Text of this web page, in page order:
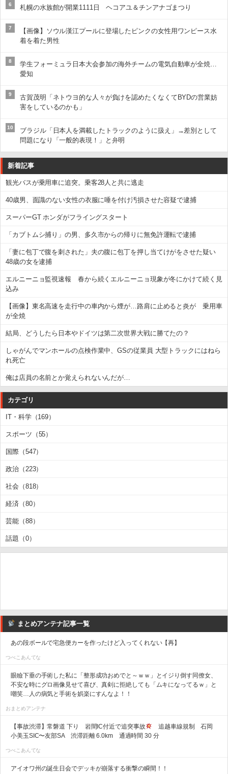
6 札幌の水族館が開業1111日 ヘコアユ＆チンアナゴまつり
7
【画像】ソウル漢江プールに登場したピンクの女性用ワンピース水
着を着た男性
8
学生フォーミュラ日本大会参加の海外チームの電気自動車が全焼…
愛知
9
古賀茂明「ネトウヨ的な人々が負けを認めたくなくてBYDの営業妨
害をしているのかも」
10
ブラジル「日本人を満載したトラックのように扱え」→差別として
問題になり「一般的表現！」と弁明
新着記事
観光バスが乗用車に追突。乗客28人と共に逃走
40歳男、面識のない女性の衣服に唾を付け汚損させた容疑で逮捕
スーパーGT ホンダがフライングスタート
「カブトムシ捕り」の男、多久市からの帰りに無免許運転で逮捕
「妻に包丁で腹を刺された」夫の腹に包丁を押し当てけがをさせた疑い
48歳の女を逮捕
エルニーニョ監視速報 春から続くエルニーニョ現象が冬にかけて続く見
込み
【画像】東名高速を走行中の車内から煙が…路肩に止めると炎が 乗用車
が全焼
結局、どうしたら日本やドイツは第二次世界大戦に勝てたの？
しゃがんでマンホールの点検作業中、GSの従業員 大型トラックにはねら
れ死亡
俺は店員の名前とか覚えられないんだが…
カテゴリ
IT・科学（169）
スポーツ（55）
国際（547）
政治（223）
社会（818）
経済（80）
芸能（88）
話題（0）
まとめアンテナ記事一覧
あの段ボールで宅急便カーを作ったけど入ってくれない【再】
つべこあんてな
眼瞼下垂の手術した私に「整形成功おめでと～ｗｗ」とイジり倒す同僚女、
不安な時にグロ画像見せて喜び、真剣に拒絶しても「ムキになってるｗ」と
嘲笑…人の病気と手術を娯楽にすんなよ！！
おまとめアンテナ
【事故渋滞】常磐道 下り 岩間IC付近で追突事故
追越車線規制 石岡
小美玉SIC〜友部SA 渋滞距離 6.0km 通過時間 30 分
つべこあんてな
アイオワ州の誕生日会でデッキが崩落する衝撃の瞬間！！